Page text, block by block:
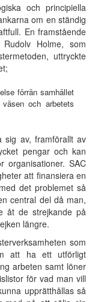
och principiella
om en ständig
En framstående
Holme, som
uttryckte
förrän samhället
och arbetets
sig av, framförallt av
pengar och kan
organisationer. SAC
att finansiera en
det problemet så
central del då man,
åt de strejkande på
längre.
som
att ha ett utförligt
arbeten samt löner
för vad man vill
upprätthållas så